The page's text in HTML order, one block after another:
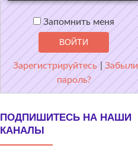
Запомнить меня
Зарегистрируйтесь | Забыли
пароль?
ПОДПИШИТЕСЬ НА НАШИ
КАНАЛЫ